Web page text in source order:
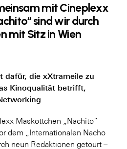
mit Cineplexx
sind wir durch
mit Sitz in Wien
dafür, die xXtrameile zu
Kinoqualität betrifft,
Maskottchen „Nachito“
dem „Internationalen Nacho
neun Redaktionen getourt –